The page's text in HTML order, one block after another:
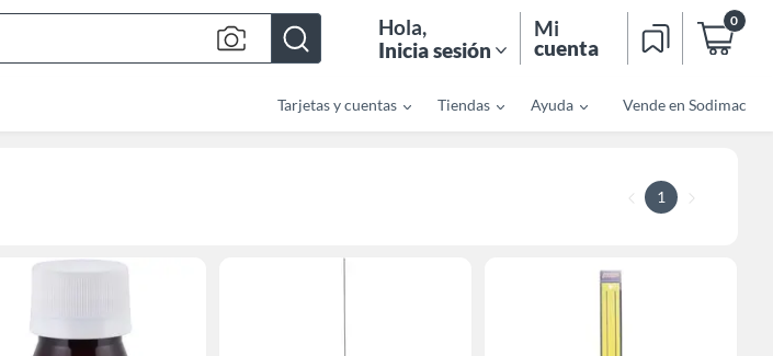
Bar
Hola,
Inicia sesión
Mi
cuenta
0
Tarjetas y cuentas Tiendas Ayuda Vende en Sodimac
1